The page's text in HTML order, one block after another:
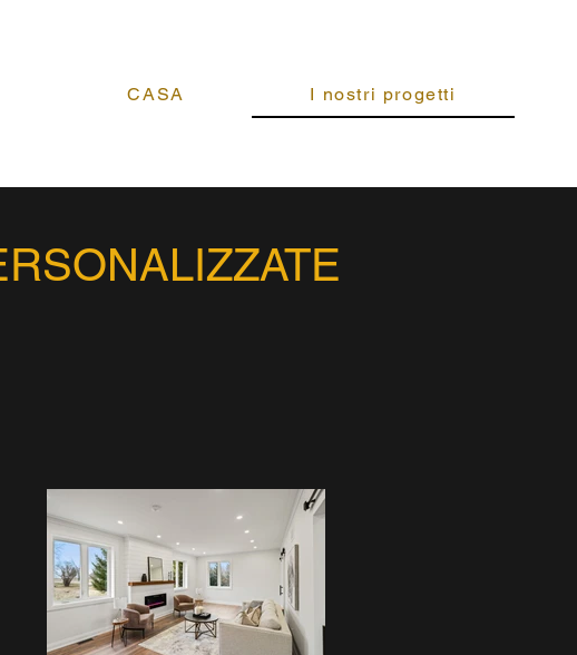
CASA I nostri progetti